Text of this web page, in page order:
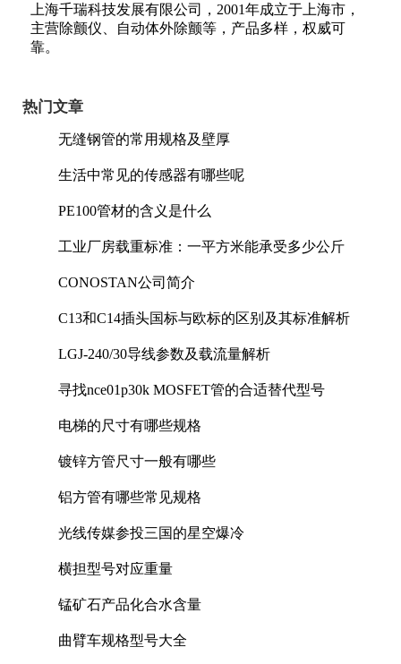
上海千瑞科技发展有限公司，2001年成立于上海市，
主营除颤仪、自动体外除颤等，产品多样，权威可
靠。
热门文章
无缝钢管的常用规格及壁厚
生活中常见的传感器有哪些呢
PE100管材的含义是什么
工业厂房载重标准：一平方米能承受多少公斤
CONOSTAN公司简介
C13和C14插头国标与欧标的区别及其标准解析
LGJ-240/30导线参数及载流量解析
寻找nce01p30k MOSFET管的合适替代型号
电梯的尺寸有哪些规格
镀锌方管尺寸一般有哪些
铝方管有哪些常见规格
光线传媒参投三国的星空爆冷
横担型号对应重量
锰矿石产品化合水含量
曲臂车规格型号大全